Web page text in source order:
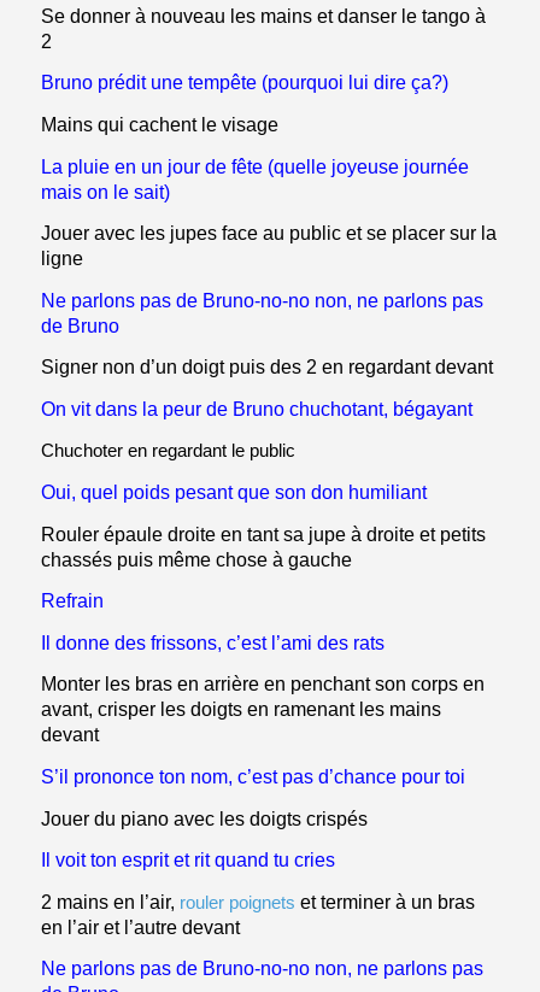
Se donner à nouveau les mains et danser le tango à
2
Bruno prédit une tempête (pourquoi lui dire ça?)
Mains qui cachent le visage
La pluie en un jour de fête (quelle joyeuse journée
mais on le sait)
Jouer avec les jupes face au public et se placer sur la
ligne
Ne parlons pas de Bruno-no-no non, ne parlons pas
de Bruno
Signer non d’un doigt puis des 2 en regardant devant
On vit dans la peur de Bruno chuchotant, bégayant
Chuchoter en regardant le public
Oui, quel poids pesant que son don humiliant
Rouler épaule droite en tant sa jupe à droite et petits
chassés puis même chose à gauche
Refrain
Il donne des frissons, c’est l’ami des rats
Monter les bras en arrière en penchant son corps en
avant, crisper les doigts en ramenant les mains
devant
S’il prononce ton nom, c’est pas d’chance pour toi
Jouer du piano avec les doigts crispés
Il voit ton esprit et rit quand tu cries
2 mains en l’air, rouler poignets et terminer à un bras
en l’air et l’autre devant
Ne parlons pas de Bruno-no-no non, ne parlons pas